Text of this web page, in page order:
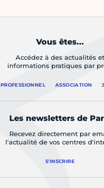
Vous êtes...
Accédez à des actualités et
informations pratiques par
PROFESSIONNEL ASSOCIATION
Les newsletters de
Recevez directement par
l'actualité de vos centres
S'INSCRIRE